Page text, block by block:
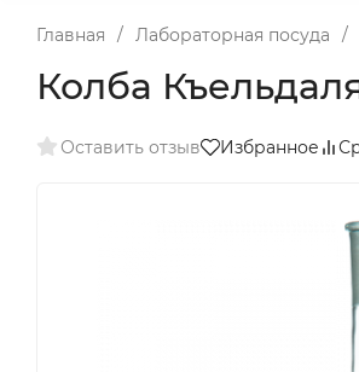
Главная / Лабораторная посуда /
Колба
Оставить отзыв Избранное